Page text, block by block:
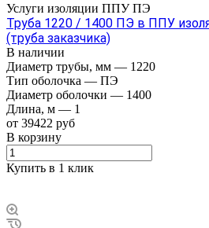
Услуги изоляции ППУ ПЭ
Труба 1220 / 1400 ПЭ в ППУ
(труба заказчика)
В наличии
Диаметр трубы, мм — 1220
Тип оболочка — ПЭ
Диаметр оболочки — 1400
Длина, м — 1
от 39422 руб
В корзину
Купить в 1 клик